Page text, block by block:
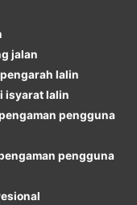
jalan
lalin
isyarat lalin
pengguna
pengguna